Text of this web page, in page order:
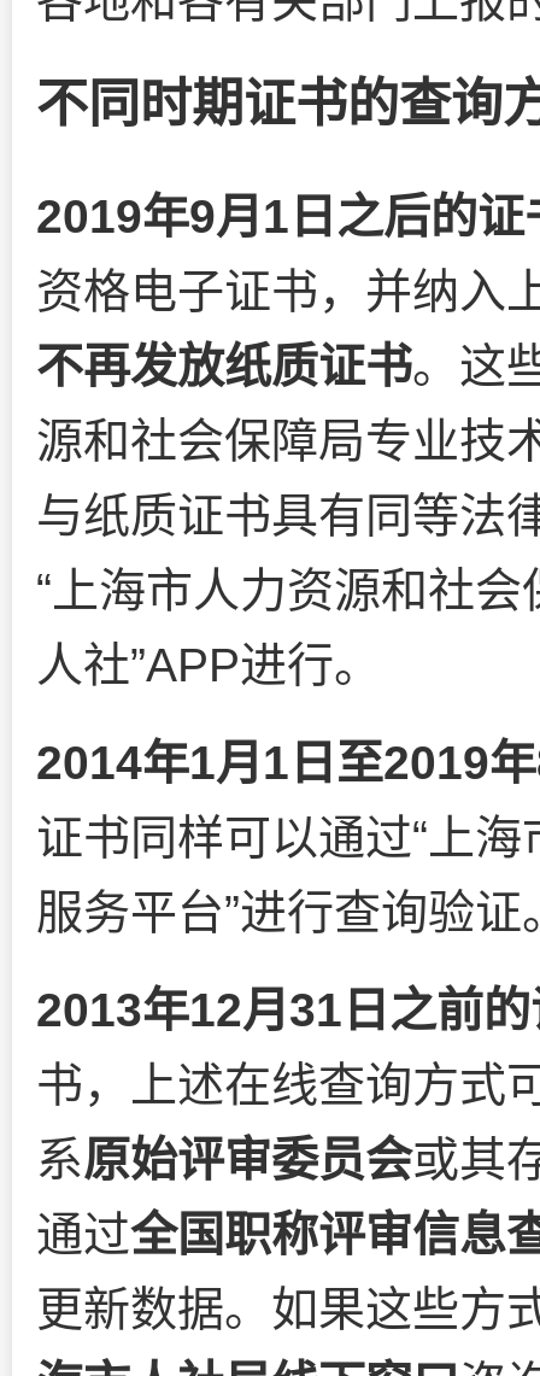
不同时期证书的查询
2019年9月1日之后的证
资格电子证书，并纳入
不再发放纸质证书。这
源和社会保障局专业技
与纸质证书具有同等法
“上海市人力资源和社
人社”APP进行。
2014年1月1日至2019
证书同样可以通过“上
服务平台”进行查询验证
2013年12月31日之前
书，上述在线查询方式
系原始评审委员会或其
通过全国职称评审信息
更新数据。如果这些方